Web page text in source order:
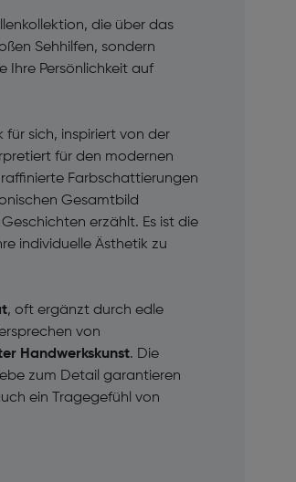
die über das
Sehhilfen, sondern
Ihre Persönlichkeit auf
für sich, inspiriert von der
für den modernen
raffinierte Farbschattierungen
Gesamtbild
erzählt. Es ist die
individuelle Ästhetik zu
, oft ergänzt durch edle
von
Handwerkskunst. Die
zum Detail garantieren
ein Tragegefühl von